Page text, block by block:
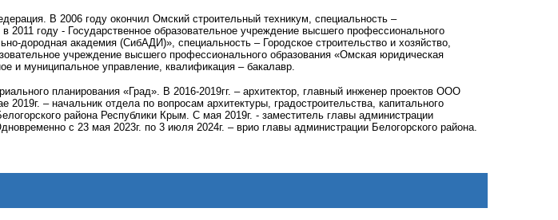
В 2006 году окончил Омский строительный техникум, специальность –
2011 году - Государственное образовательное учреждение высшего профессионального
дородная академия (СибАДИ)», специальность – Городское строительство и хозяйство,
учреждение высшего профессионального образования «Омская юридическая
и муниципальное управление, квалификация – бакалавр.
планирования «Град». В 2016-2019гг. – архитектор, главный инженер проектов ООО
2019г. – начальник отдела по вопросам архитектуры, градостроительства, капитального
района Республики Крым. С мая 2019г. - заместитель главы администрации
с 23 мая 2023г. по 3 июля 2024г. – врио главы администрации Белогорского района.